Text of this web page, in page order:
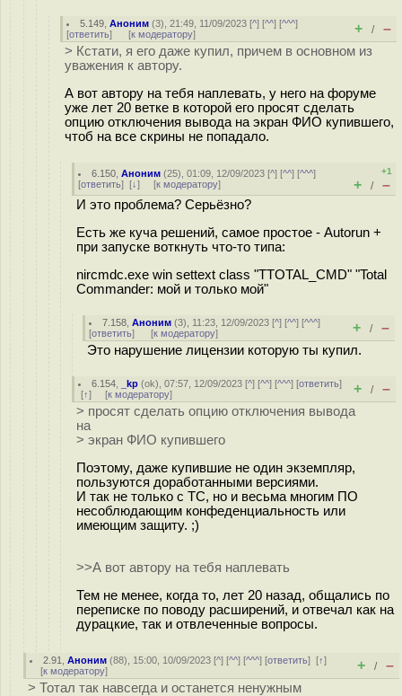
5.149 ,Аноним (3), 21:49, 11/09/2023 [^] [^^] [^^^]
[ответить] [к модератору] + / –
> Кстати, я его даже купил, причем в основном из
уважения к автору.
А вот автору на тебя наплевать, у него на форуме
уже лет 20 ветке в которой его просят сделать
опцию отключения вывода на экран ФИО купившего,
чтоб на все скрины не попадало.
6.150 ,Аноним (25), 01:09, 12/09/2023 [^] [^^] [^^^]
[ответить] [↓] [к модератору]
+1
+ / –
И это проблема? Серьёзно?
Есть же куча решений, самое простое - Autorun +
при запуске воткнуть что-то типа:
nircmdc.exe win settext class "TTOTAL_CMD" "Total
Commander: мой и только мой"
7.158 ,Аноним (3), 11:23, 12/09/2023 [^] [^^] [^^^]
[ответить] [к модератору] + / –
Это нарушение лицензии которую ты купил.
6.154 _kp (ok), 07:57, 12/09/2023 [^] [^^] [^^^] [ответить]
[↑] [к модератору] + / –
> просят сделать опцию отключения вывода
на
> экран ФИО купившего
Поэтому, даже купившие не один экземпляр,
пользуются доработанными версиями.
И так не только с TC, но и весьма многим ПО
несоблюдающим конфеденциальность или
имеющим защиту. ;)
>>А вот автору на тебя наплевать
Тем не менее, когда то, лет 20 назад, общались по
переписке по поводу расширений, и отвечал как на
дурацкие, так и отвлеченные вопросы.
2.91 ,Аноним (88), 15:00, 10/09/2023 [^] [^^] [^^^] [ответить][↑]
[к модератору] + / –
> Тотал так навсегда и останется ненужным